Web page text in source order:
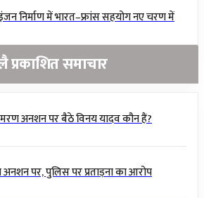
निर्माण में भारत–फ्रांस सहयोग नए चरण में
प्रकाशित समाचार
अनशन पर बैठे विनय यादव कौन हैं?
अनशन पर, पुलिस पर प्रताड़ना का आरोप